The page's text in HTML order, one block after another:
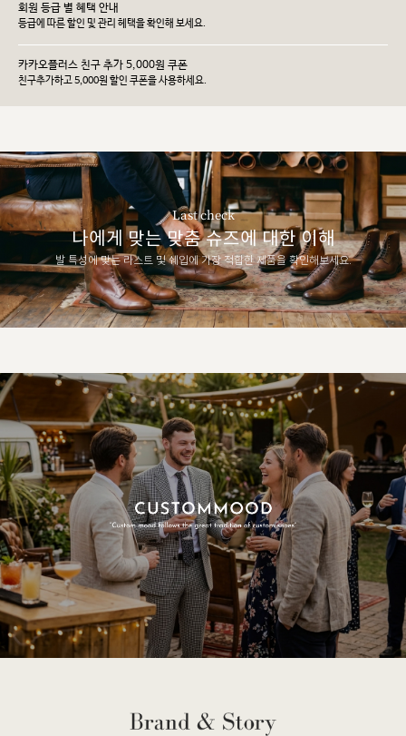
회원 등급 별 혜택 안내
등급에 따른 할인 및 관리 헤택을 확인해 보세요.
카카오플러스 친구 추가 5,000원 쿠폰
친구추가하고 5,000원 할인 쿠폰을 사용하세요.
Last check
나에게 맞는 맞춤 슈즈에 대한 이해
발 특성에 맞는 라스트 및 쉐입에 가장 적합한 제품을 확인해보세요.